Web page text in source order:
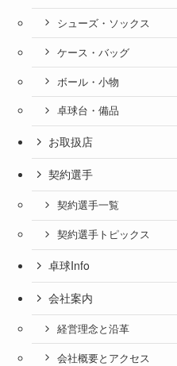
シューズ・ソックス
ケース・バッグ
ボール・小物
卓球台・備品
お取扱店
契約選手
契約選手一覧
契約選手トピックス
卓球Info
会社案内
経営理念と沿革
会社概要とアクセス